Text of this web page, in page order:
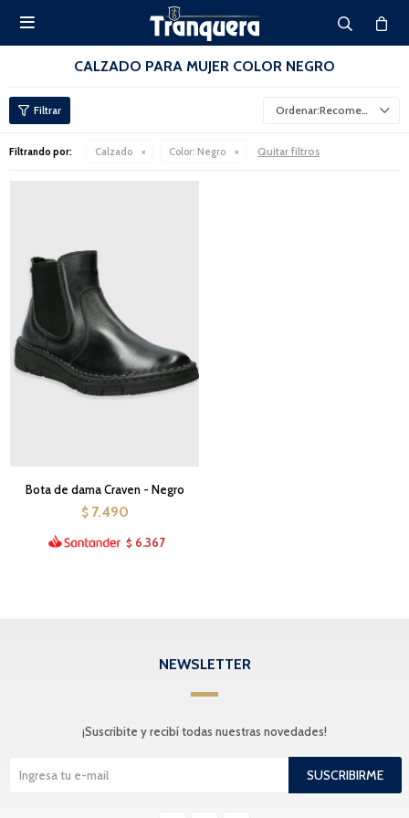

CALZADO PARA MUJER COLOR NEGRO
Recomendados
Filtrando por: Calzado Color: Negro Quitar filtros
Bota de dama Craven - Negro
$ 7.490
$ 6.367
NEWSLETTER
¡Suscribite y recibí todas nuestras novedades!
SUSCRIBIRME